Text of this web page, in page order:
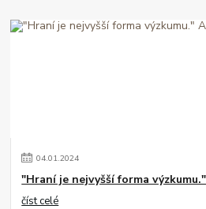
04.01.2024
"Hraní je nejvyšší forma
číst celé